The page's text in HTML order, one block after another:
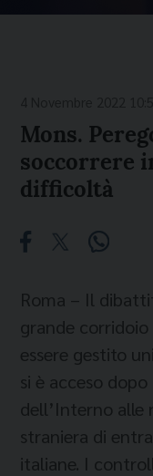
Mons.
soccorrere
difficoltà
Roma – Il
grande
essere gestito
si è acceso
dell’Interno alle
straniera di
italiane. I